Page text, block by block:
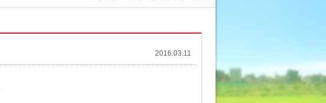
2016.03.11